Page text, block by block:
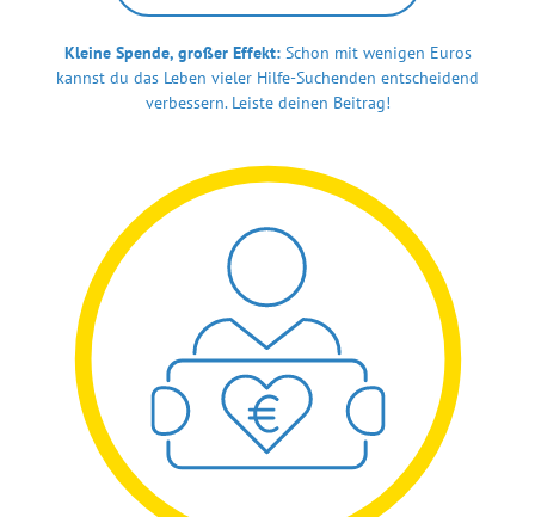
Kleine Spende, großer Effekt: Schon mit wenigen Euros
kannst du das Leben vieler Hilfe-Suchenden entscheidend
verbessern. Leiste deinen Beitrag!